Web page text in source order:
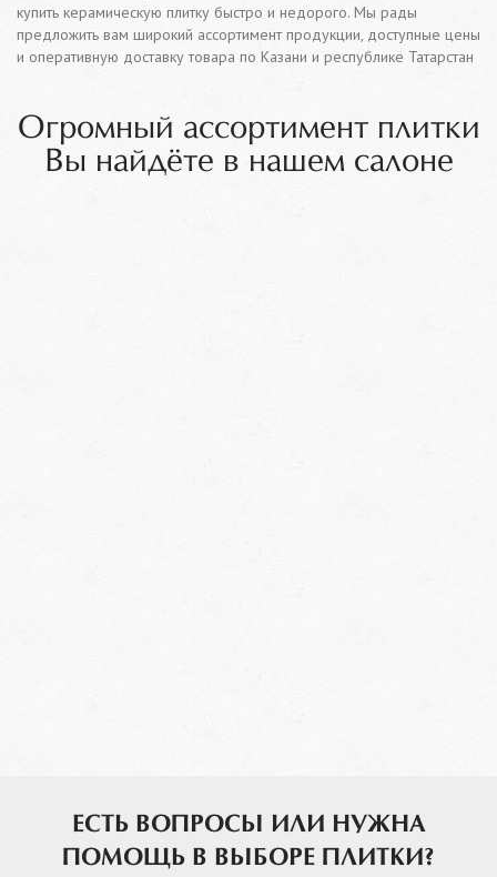
купить керамическую плитку быстро и недорого. Мы рады
предложить вам широкий ассортимент продукции, доступные цены
и оперативную доставку товара по Казани и республике Татарстан
Огромный ассортимент плитки
Вы найдёте в нашем салоне
ЕСТЬ ВОПРОСЫ ИЛИ НУЖНА
ПОМОЩЬ В ВЫБОРЕ ПЛИТКИ?